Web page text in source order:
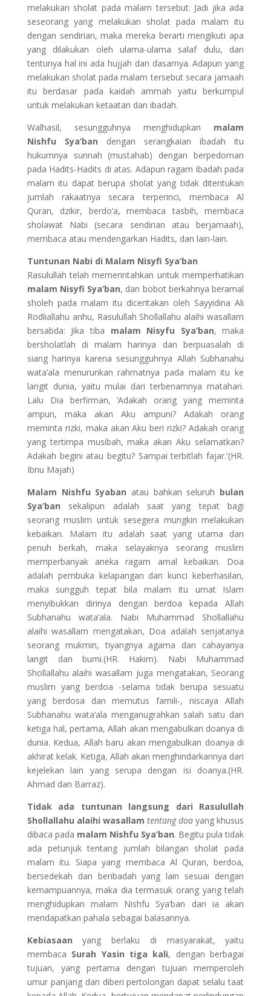
melakukan sholat pada malam tersebut. Jadi jika ada
seseorang yang melakukan sholat pada malam itu
dengan sendirian, maka mereka berarti mengikuti apa
yang dilakukan oleh ulama-ulama salaf dulu, dan
tentunya hal ini ada hujjah dan dasarnya. Adapun yang
melakukan sholat pada malam tersebut secara jamaah
itu berdasar pada kaidah ammah yaitu berkumpul
untuk melakukan ketaatan dan ibadah.
Walhasil, sesungguhnya menghidupkan malam
Nishfu Sya’ban dengan serangkaian ibadah itu
hukumnya sunnah (mustahab) dengan berpedoman
pada Hadits-Hadits di atas. Adapun ragam ibadah pada
malam itu dapat berupa sholat yang tidak ditentukan
jumlah rakaatnya secara terperinci, membaca Al
Quran, dzikir, berdo’a, membaca tasbih, membaca
sholawat Nabi (secara sendirian atau berjamaah),
membaca atau mendengarkan Hadits, dan lain-lain.
Tuntunan Nabi di Malam Nisyfi Sya’ban
Rasulullah telah memerintahkan untuk memperhatikan
malam Nisyfi Sya’ban, dan bobot berkahnya beramal
sholeh pada malam itu diceritakan oleh Sayyidina Ali
Rodliallahu anhu, Rasulullah Shollallahu alaihi wasallam
bersabda: Jika tiba malam Nisyfu Sya’ban, maka
bersholatlah di malam harinya dan berpuasalah di
siang harinya karena sesungguhnya Allah Subhanahu
wata’ala menurunkan rahmatnya pada malam itu ke
langit dunia, yaitu mulai dari terbenamnya matahari.
Lalu Dia berfirman, ‘Adakah orang yang meminta
ampun, maka akan Aku ampuni? Adakah orang
meminta rizki, maka akan Aku beri rizki? Adakah orang
yang tertimpa musibah, maka akan Aku selamatkan?
Adakah begini atau begitu? Sampai terbitlah fajar.'(HR.
Ibnu Majah)
Malam Nishfu Syaban atau bahkan seluruh bulan
Sya’ban sekalipun adalah saat yang tepat bagi
seorang muslim untuk sesegera mungkin melakukan
kebaikan. Malam itu adalah saat yang utama dan
penuh berkah, maka selayaknya seorang muslim
memperbanyak aneka ragam amal kebaikan. Doa
adalah pembuka kelapangan dan kunci keberhasilan,
maka sungguh tepat bila malam itu umat Islam
menyibukkan dirinya dengan berdoa kepada Allah
Subhanahu wata’ala. Nabi Muhammad Shollallahu
alaihi wasallam mengatakan, Doa adalah senjatanya
seorang mukmin, tiyangnya agama dan cahayanya
langit dan bumi.(HR. Hakim). Nabi Muhammad
Shollallahu alaihi wasallam juga mengatakan, Seorang
muslim yang berdoa -selama tidak berupa sesuatu
yang berdosa dan memutus famili-, niscaya Allah
Subhanahu wata’ala menganugrahkan salah satu dari
ketiga hal, pertama, Allah akan mengabulkan doanya di
dunia. Kedua, Allah baru akan mengabulkan doanya di
akhirat kelak. Ketiga, Allah akan menghindarkannya dari
kejelekan lain yang serupa dengan isi doanya.(HR.
Ahmad dan Barraz).
Tidak ada tuntunan langsung dari Rasulullah
Shollallahu alaihi wasallam tentang doa yang khusus
dibaca pada malam Nishfu Sya’ban. Begitu pula tidak
ada petunjuk tentang jumlah bilangan sholat pada
malam itu. Siapa yang membaca Al Quran, berdoa,
bersedekah dan beribadah yang lain sesuai dengan
kemampuannya, maka dia termasuk orang yang telah
menghidupkan malam Nishfu Sya’ban dan ia akan
mendapatkan pahala sebagai balasannya.
Kebiasaanyang berlaku di masyarakat, yaitu
membaca Surah Yasin tiga kali, dengan berbagai
tujuan, yang pertama dengan tujuan memperoleh
umur panjang dan diberi pertolongan dapat selalu taat